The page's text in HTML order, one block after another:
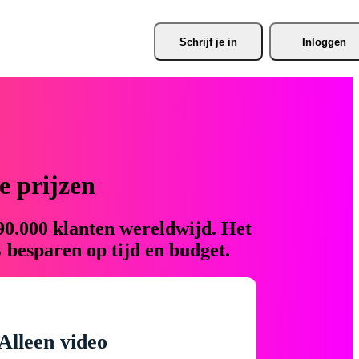
Schrijf je in Inloggen
prijzen
klanten wereldwijd. Het
op tijd en budget.
video